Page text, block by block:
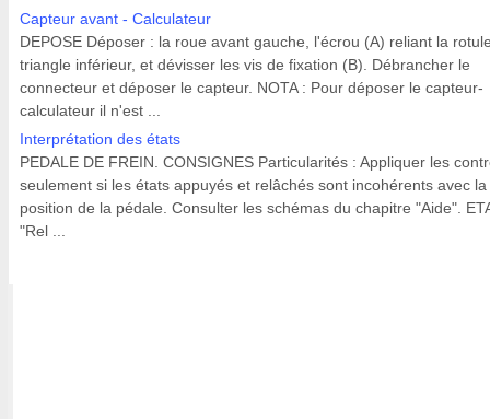
Capteur avant - Calculateur
DEPOSE Déposer : la roue avant gauche, l'écrou (A) reliant la
triangle inférieur, et dévisser les vis de fixation (B). Débrancher le
connecteur et déposer le capteur. NOTA : Pour déposer le capteur-
calculateur il n'est ...
Interprétation des états
PEDALE DE FREIN. CONSIGNES Particularités : Appliquer les
seulement si les états appuyés et relâchés sont incohérents avec la
position de la pédale. Consulter les schémas du chapitre "Aide".
"Rel ...